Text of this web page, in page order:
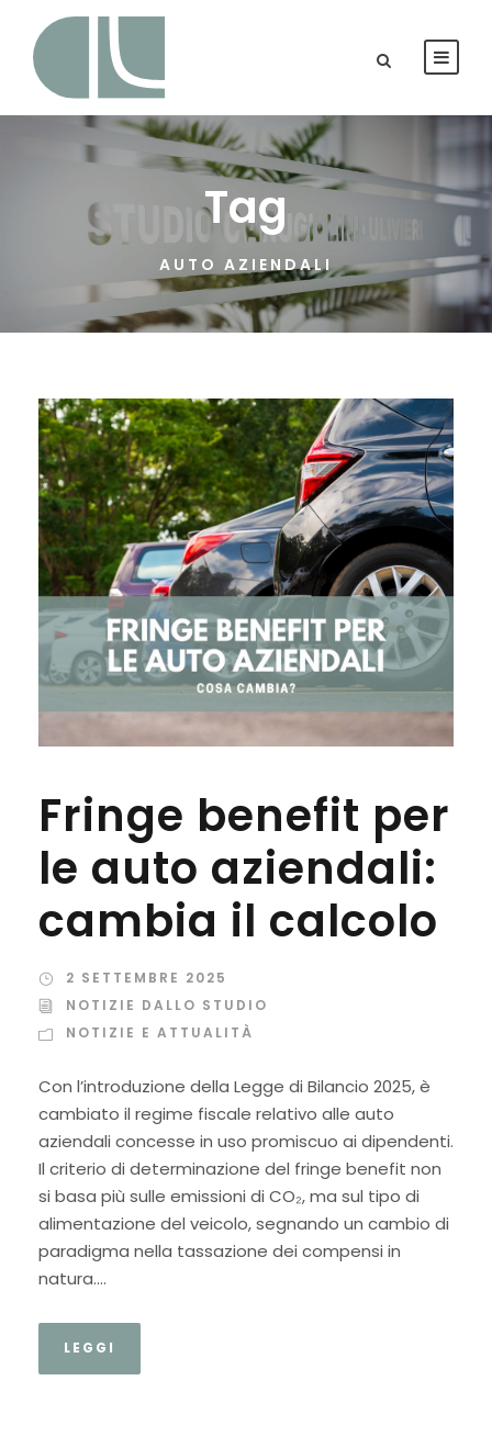
Tag
AUTO AZIENDALI
Fringe benefit per
le auto aziendali:
cambia il calcolo
2 SETTEMBRE 2025
NOTIZIE DALLO STUDIO
NOTIZIE E ATTUALITÀ
Con l’introduzione della Legge di Bilancio 2025, è
cambiato il regime fiscale relativo alle auto
aziendali concesse in uso promiscuo ai dipendenti.
Il criterio di determinazione del fringe benefit non
si basa più sulle emissioni di CO₂, ma sul tipo di
alimentazione del veicolo, segnando un cambio di
paradigma nella tassazione dei compensi in
natura....
LEGGI